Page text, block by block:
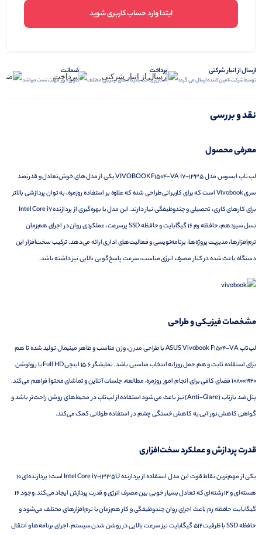
ابتدا وارد حساب کاربری شوید
ارسال از انبار شرکتی
توسط شرکت تامین کننده ارسال می گردد
پرداخت
امکان پرداخت با درگاه های اینترنتی مختلف
ضمانت
دارای 7 روز مهلت تست میباشد
نقد و بررسی
معرفی محصول
لپ تاپ ایسوس مدل VIVOBOOK F1504-VA I7-1335 یکی از مدل‌های خوش‌تعادل و قدرتمند
سری Vivobook است که برای کاربرانی طراحی شده که علاوه بر استفاده روزمره، به توان پردازشی بالاتر
برای کارهای کاری، تحصیلی و چندوظیفگی نیاز دارند. این مدل با بهره‌گیری از پردازنده Intel Core i7
نسل سیزدهم، حافظه رم 16 گیگابایت و حافظه SSD پرسرعت، عملکردی روان در اجرای هم‌زمان
نرم‌افزارها، مدیریت پروژه‌ها، برنامه‌نویسی و فعالیت‌های اداری ارائه می‌دهد. ترکیب سخت‌افزار این
دستگاه باعث شده در کنار مصرف انرژی مناسب، سرعت پاسخ‌گویی بالایی نیز داشته باشد.
مشخصات فیزیکی و طراحی
لپ‌تاپ ASUS Vivobook F1504-VA با طراحی مدرن، وزن مناسب و ظاهر مینیمال تولید شده تا هم
برای استفاده ثابت و هم حمل روزانه انتخاب مناسبی باشد. نمایشگر 15.6 اینچی Full HD با رزولوشن
1920×1080 فضای کافی برای انجام امور روزمره، مطالعه، جلسات آنلاین و تماشای محتوا فراهم می‌کند.
پنل ضد بازتاب (Anti-Glare) نیز باعث می‌شود استفاده از لپ‌تاپ در محیط‌های روشن راحت‌تر باشد و
گواهی کاهش نور آبی به کاهش خستگی چشم در استفاده طولانی کمک می‌کند.
قدرت پردازش و عملکرد سخت‌افزاری
یکی از مهم‌ترین نقاط قوت این مدل استفاده از پردازنده Intel Core i7-1335U است؛ پردازنده‌ای 10
هسته‌ای و 12 رشته‌ای که تعادل بسیار خوبی بین مصرف انرژی و قدرت پردازش ایجاد می‌کند. وجود 16
گیگابایت حافظه رم باعث اجرای روان چندوظیفگی و کار هم‌زمان با نرم‌افزارهای مختلف می‌شود و
حافظه SSD با ظرفیت 512 گیگابایت نیز سرعت بالایی در روشن شدن سیستم، اجرای برنامه‌ها و انتقال